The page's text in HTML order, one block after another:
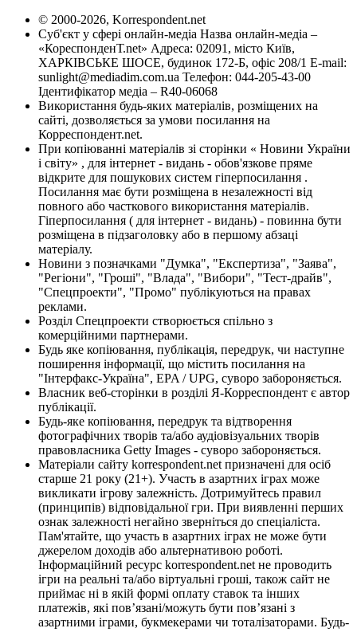
© 2000-2026, Korrespondent.net
Суб'єкт у сфері онлайн-медіа Назва онлайн-медіа –
«КореспонденТ.net» Адреса: 02091, місто Київ,
ХАРКІВСЬКЕ ШОСЕ, будинок 172-Б, офіс 208/1 E-mail:
sunlight@mediadim.com.ua Телефон: 044-205-43-00
Ідентифікатор медіа – R40-06068
Використання будь-яких матеріалів, розміщених на
сайті, дозволяється за умови посилання на
Корреспондент.net.
При копіюванні матеріалів зі сторінки « Новини України
і світу» , для інтернет - видань - обов'язкове пряме
відкрите для пошукових систем гіперпосилання .
Посилання має бути розміщена в незалежності від
повного або часткового використання матеріалів.
Гіперпосилання ( для інтернет - видань) - повинна бути
розміщена в підзаголовку або в першому абзаці
матеріалу.
Новини з позначками "Думка", "Експертиза", "Заява",
"Регіони", "Гроші", "Влада", "Вибори", "Тест-драйв",
"Спецпроекти", "Промо" публікуються на правах
реклами.
Розділ Спецпроекти створюється спільно з
комерційними партнерами.
Будь яке копіювання, публікація, передрук, чи наступне
поширення інформації, що містить посилання на
"Інтерфакс-Україна", EPA / UPG, суворо забороняється.
Власник веб-сторінки в розділі Я-Корреспондент є автор
публікації.
Будь-яке копіювання, передрук та відтворення
фотографічних творів та/або аудіовізуальних творів
правовласника Getty Images - суворо забороняється.
Матеріали сайту korrespondent.net призначені для осіб
старше 21 року (21+). Участь в азартних іграх може
викликати ігрову залежність. Дотримуйтесь правил
(принципів) відповідальної гри. При виявленні перших
ознак залежності негайно зверніться до спеціаліста.
Пам'ятайте, що участь в азартних іграх не може бути
джерелом доходів або альтернативою роботі.
Інформаційний ресурс korrespondent.net не проводить
ігри на реальні та/або віртуальні гроші, також сайт не
приймає ні в якій формі оплату ставок та інших
платежів, які пов’язані/можуть бути пов’язані з
азартними іграми, букмекерами чи тоталізаторами. Будь-